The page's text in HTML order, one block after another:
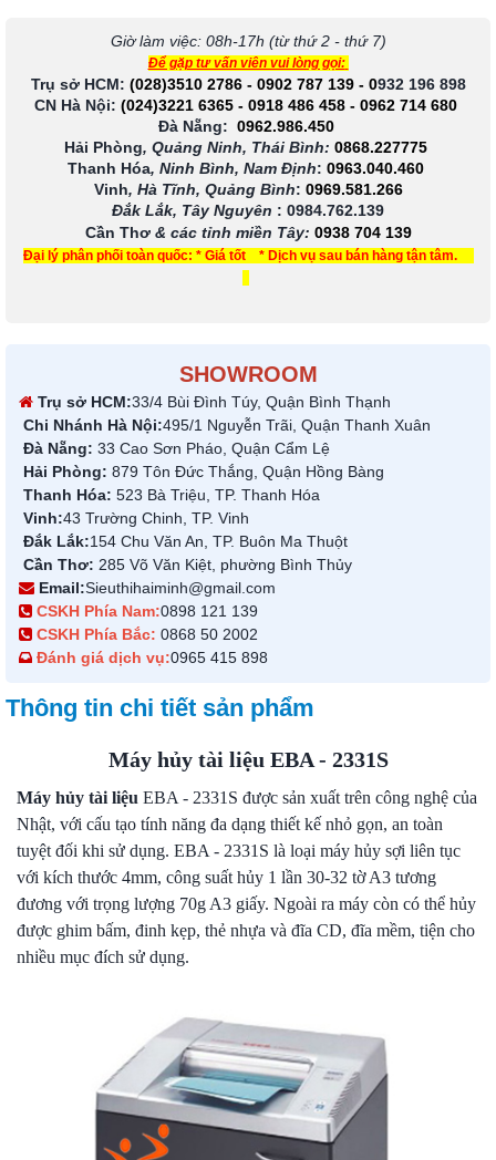
Giờ làm việc: 08h-17h (từ thứ 2 - thứ 7)
Để gặp tư vấn viên vui lòng gọi:
Trụ sở HCM: (028)3510 2786 - 0902 787 139- 0932 196 898
CN Hà Nội: (024)3221 6365 - 0918 486 458 - 0962 714 680
Đà Nẵng: 0962.986.450
Hải Phòng, Quảng Ninh, Thái Bình: 0868.227775
Thanh Hóa, Ninh Bình, Nam Định: 0963.040.460
Vinh, Hà Tĩnh, Quảng Bình: 0969.581.266
Đắk Lắk, Tây Nguyên : 0984.762.139
Cần Thơ & các tỉnh miền Tây: 0938 704 139
Đại lý phân phối toàn quốc: * Giá tốt * Dịch vụ sau bán hàng tận tâm.
SHOWROOM
Trụ sở HCM:33/4 Bùi Đình Túy, Quận Bình Thạnh
Chi Nhánh Hà Nội:495/1 Nguyễn Trãi, Quận Thanh Xuân
Đà Nẵng: 33 Cao Sơn Pháo, Quận Cẩm Lệ
Hải Phòng: 879 Tôn Đức Thắng, Quận Hồng Bàng
Thanh Hóa: 523 Bà Triệu, TP. Thanh Hóa
Vinh:43 Trường Chinh, TP. Vinh
Đắk Lắk:154 Chu Văn An, TP. Buôn Ma Thuột
Cần Thơ: 285 Võ Văn Kiệt, phường Bình Thủy
Email:Sieuthihaiminh@gmail.com
CSKH Phía Nam:0898 121 139
CSKH Phía Bắc: 0868 50 2002
Đánh giá dịch vụ:0965 415 898
Thông tin chi tiết sản phẩm
Máy hủy tài liệu EBA - 2331S
Máy hủy tài liệu EBA - 2331S được sản xuất trên công nghệ của
Nhật, với cấu tạo tính năng đa dạng thiết kế nhỏ gọn, an toàn
tuyệt đối khi sử dụng. EBA - 2331S là loại máy hủy sợi liên tục
với kích thước 4mm, công suất hủy 1 lần 30-32 tờ A3 tương
đương với trọng lượng 70g A3 giấy. Ngoài ra máy còn có thể hủy
được ghim bấm, đinh kẹp, thẻ nhựa và đĩa CD, đĩa mềm, tiện cho
nhiều mục đích sử dụng.